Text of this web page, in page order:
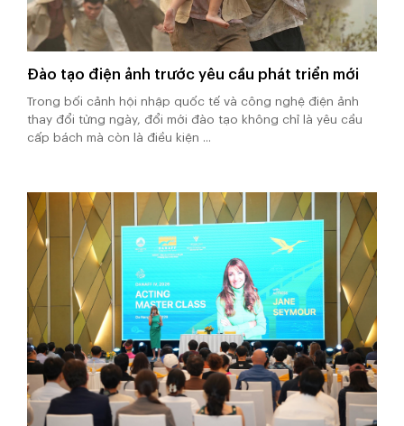
Đào tạo điện ảnh trước yêu cầu phát triển mới
Trong bối cảnh hội nhập quốc tế và công nghệ điện ảnh
thay đổi từng ngày, đổi mới đào tạo không chỉ là yêu cầu
cấp bách mà còn là điều kiện ...